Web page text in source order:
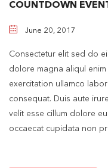
COUNTDOWN
June 20, 2017
Consectetur elit sed do
dolore magna aliqul
exercitation ullamco
consequat. Duis aute
velit esse cillum dolore
occaecat cupidata non